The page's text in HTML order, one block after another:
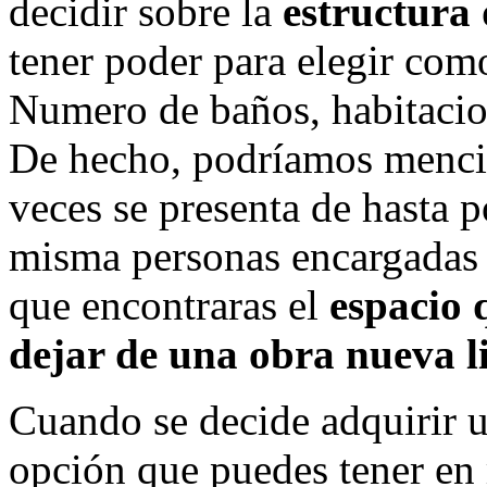
decidir sobre la estructura
tener poder para elegir
Numero de baños,
De hecho, podríamos
veces se presenta de hasta
misma personas
que encontraras el espacio
dejar de una obra nueva
Cuando se decide adquirir
opción que puedes tener